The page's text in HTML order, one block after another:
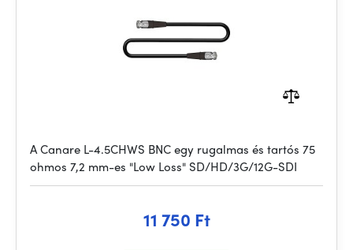
A Canare L-4.5CHWS BNC egy rugalmas és tartós 75
ohmos 7,2 mm-es "Low Loss" SD/HD/3G/12G-SDI
11 750 Ft